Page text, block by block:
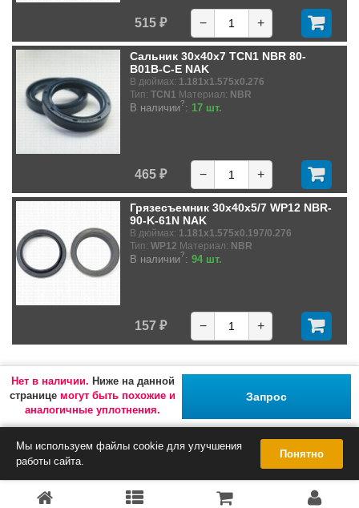
Нет в наличии. Ниже на данной
странице могут быть похожие и
аналогичные уплотнения.
Запрос
515 ₽ − +
Сальник 30x40x7 TCN1 NBR 80-
B01B-C-E NAK
В дюймах: 1.181x1.575x0.276
Тип: TCN1 Материал: NBR
В наличии?: 17 шт.
465 ₽ − +
Грязесъемник 30x40x5/7 WP12 NBR-
90-K-61N NAK
В дюймах: 1.181x1.575x0.197/0.276
Тип: WP12 Материал: NBR
В наличии?: 94 шт.
157 ₽ − +
Мы используем файлы cookie для улучшения
работы сайта.
Понятно